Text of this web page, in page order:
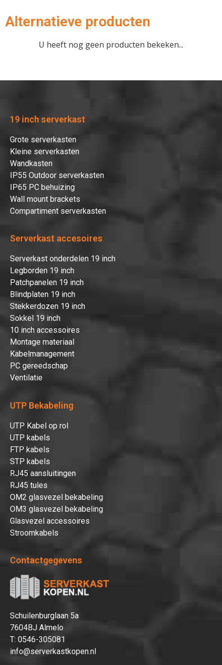
Alternatieve producten
U heeft nog geen producten bekeken...
19 inch serverkast
Grote serverkasten
Kleine serverkasten
Wandkasten
IP55 Outdoor serverkasten
IP65 PC behuizing
Wall mount brackets
Compartiment serverkasten
Serverkast accesoires
Serverkast onderdelen 19 inch
Legborden 19 inch
Patchpanelen 19 inch
Blindplaten 19 inch
Stekkerdozen 19 inch
Sokkel 19 inch
10 inch accessoires
Montage materiaal
Kabelmanagement
PC gereedschap
Ventilatie
UTP Bekabeling
UTP Kabel op rol
UTP kabels
FTP kabels
STP kabels
RJ45 aansluitingen
RJ45 tules
OM2 glasvezel bekabeling
OM3 glasvezel bekabeling
Glasvezel accessoires
Stroomkabels
Contactgegevens
Schuilenburglaan 5a
7604BJ Almelo
T: 0546-305081
info@serverkastkopen.nl